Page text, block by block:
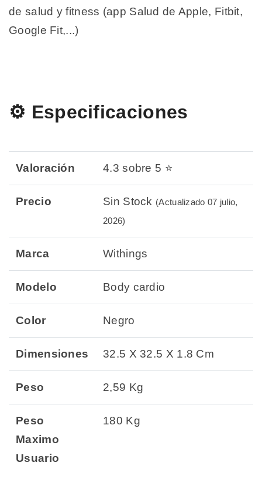
de salud y fitness (app Salud de Apple, Fitbit,
Google Fit,...)
⚙️ Especificaciones
Valoración 4.3 sobre 5 ⭐
Precio Sin Stock (Actualizado 07 julio,
2026)
Marca Withings
Modelo Body cardio
Color Negro
Dimensiones 32.5 X 32.5 X 1.8 Cm
Peso 2,59 Kg
Peso
Maximo
Usuario
180 Kg